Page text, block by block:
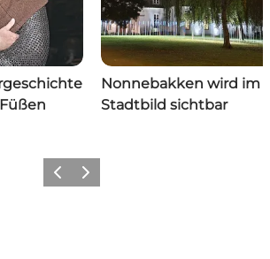
Nonnebakken wird im
Stadtbild sichtbar
ZurückWeiter